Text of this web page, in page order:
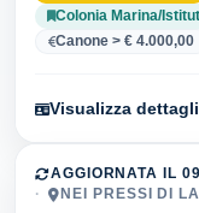
Colonia Marina/
Canone > € 4.000,00
Visualizza
AGGIORNATA IL
NEI PRESSI DI